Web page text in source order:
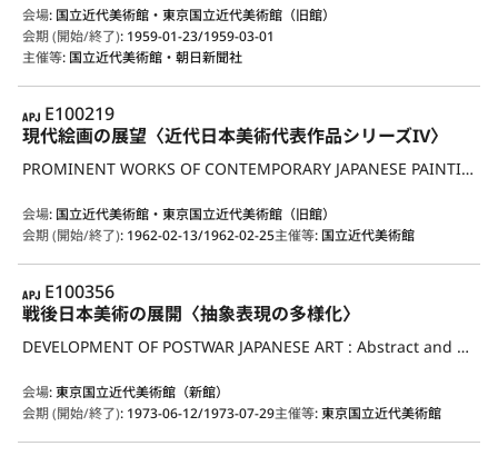
会場: 国立近代美術館・東京国立近代美術館（旧館）
会期 (開始/終了): 1959-01-23/1959-03-01
主催等: 国立近代美術館・朝日新聞社
APJ
E100219
現代絵画の展望〈近代日本美術代表作品シリーズIV〉
PROMINENT WORKS OF CONTEMPORARY JAPANESE PAINTING
会場: 国立近代美術館・東京国立近代美術館（旧館）
会期 (開始/終了): 1962-02-13/1962-02-25主催等: 国立近代美術館
APJ
E100356
戦後日本美術の展開〈抽象表現の多様化〉
DEVELOPMENT OF POSTWAR JAPANESE ART : Abstract and Non-Figurative
会場:東京国立近代美術館（新館）
会期 (開始/終了): 1973-06-12/1973-07-29主催等:東京国立近代美術館